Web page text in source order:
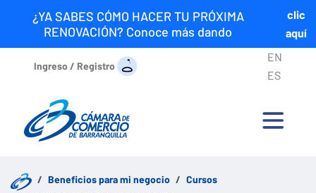
¿YA SABES CÓMO HACER TU PRÓXIMA
RENOVACIÓN? Conoce más dando
clic
aquí
Ingreso / Registro
EN
ES
Beneficios para mi negocio
Cursos